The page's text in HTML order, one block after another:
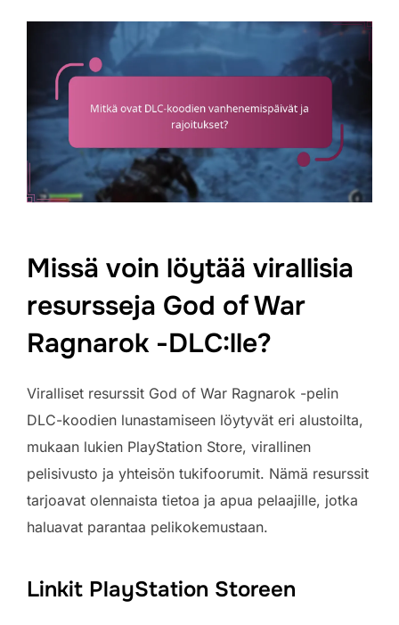
Missä voin löytää virallisia
resursseja God of War
Ragnarok -DLC:lle?
Viralliset resurssit God of War Ragnarok -pelin
DLC-koodien lunastamiseen löytyvät eri alustoilta,
mukaan lukien PlayStation Store, virallinen
pelisivusto ja yhteisön tukifoorumit. Nämä resurssit
tarjoavat olennaista tietoa ja apua pelaajille, jotka
haluavat parantaa pelikokemustaan.
Linkit PlayStation Storeen